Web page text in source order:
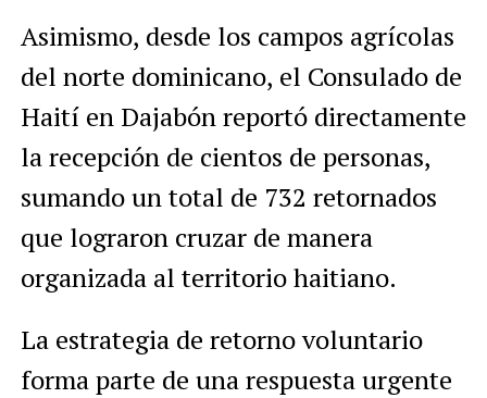
Asimismo, desde los campos agrícolas
del norte dominicano, el Consulado de
Haití en Dajabón reportó directamente
la recepción de cientos de personas,
sumando un total de 732 retornados
que lograron cruzar de manera
organizada al territorio haitiano.
La estrategia de retorno voluntario
forma parte de una respuesta urgente